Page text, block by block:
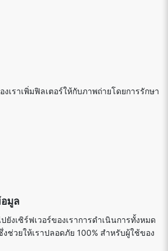
งเราเพิ่มฟิลเตอร์ให้กับภาพถ่ายโดยการรักษา
มูล
งเซิร์ฟเวอร์ของเราการดำเนินการทั้งหมด
งช่วยให้เราปลอดภัย 100% สำหรับผู้ใช้ของ